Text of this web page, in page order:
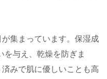
集まっています。保湿成
を与え、乾燥を防ぎま
みで肌に優しいことも高